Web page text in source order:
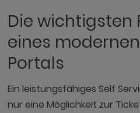
Die wichtigsten
eines
Portals
Ein leistungsfähiges Self
nur eine Möglichkeit zur